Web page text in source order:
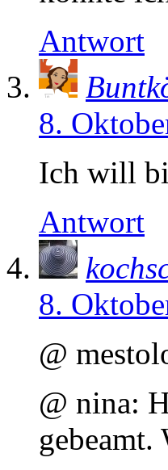
Antwort
8.
Ich will
Antwort
8.
@
@ nina: